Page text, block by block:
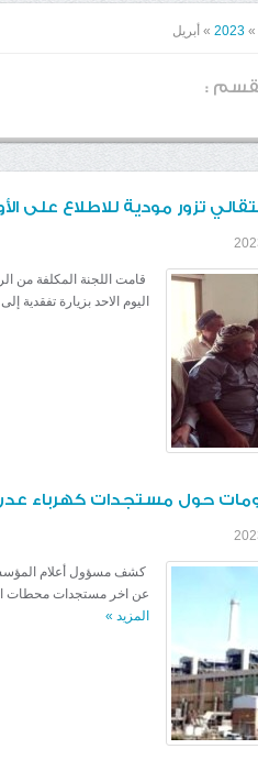
»
2023
» أبريل
:
تزور مودية للاطلاع على
قامت اللجنة المكلفة من
اليوم الاحد بزيارة تفقدية
حول مستجدات كهرباء عدن
كشف مسؤول أعلام
عن اخر مستجدات محطات
المزيد »